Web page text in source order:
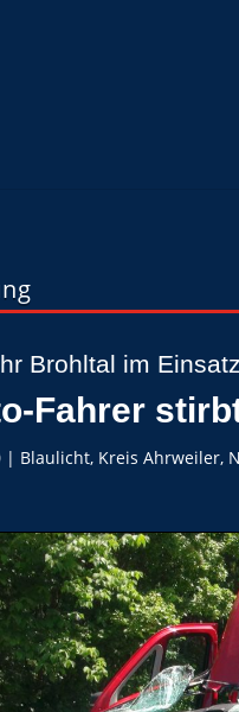
Brohltal im Einsatz
Fahrer
| Blaulicht, Kreis Ahrweiler,